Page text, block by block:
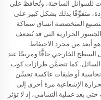
لمدة تصل إلى ٦–٨ ساعات للسوائل الساخنة، وتُحافظ على
الباردة، متفوِّقًا بذلك بشكل كبير على
المتخصصة اتساق سماكة
الجسور الحرارية التي قد تُضعف
هو أبعد من مجرد الاحتفاظ
السطح الخارجي جافًّا ومريحًا عند
كما تتضمَّن طرازات كوب
نحاسية أو طبقات عاكسة تحسِّن
الإشعاعية مرة أخرى إلى
بعد عملية التسامي، إذ لا تؤثر